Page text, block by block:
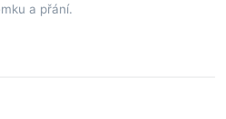
a přání.